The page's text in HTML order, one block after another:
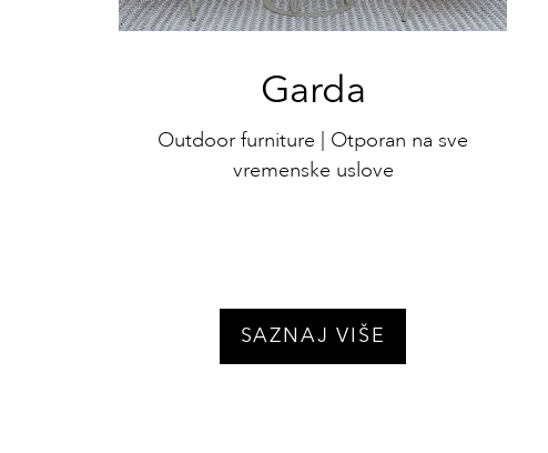
Garda
Outdoor furniture | Otporan na sve
vremenske uslove
SAZNAJ VIŠE